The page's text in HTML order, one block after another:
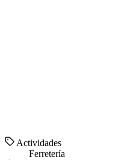
Actividades
Ferretería